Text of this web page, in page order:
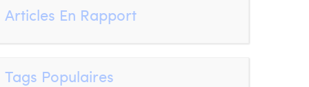
Articles En Rapport
Tags Populaires